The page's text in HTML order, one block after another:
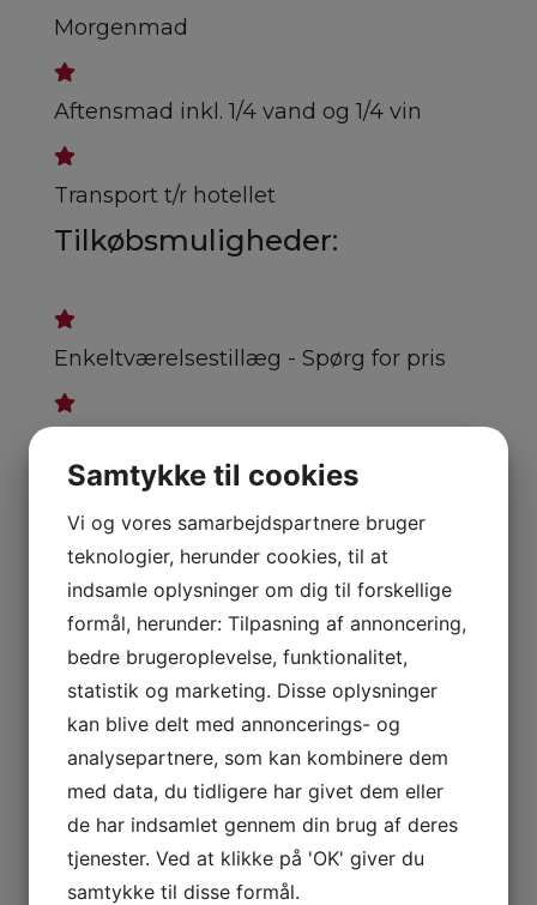
Morgenmad
Aftensmad inkl. 1/4 vand og 1/4 vin
Transport t/r hotellet
Tilkøbsmuligheder:
Enkeltværelsestillæg - Spørg for pris
V. 28 nætter + kr. 2000.- (per person)
X
Kontakt os for mulighederne
Navn *
E-mail *
Samtykke til cookies
Vi og vores samarbejdspartnere bruger
teknologier, herunder cookies, til at
indsamle oplysninger om dig til forskellige
formål, herunder: Tilpasning af annoncering,
bedre brugeroplevelse, funktionalitet,
statistik og marketing. Disse oplysninger
kan blive delt med annoncerings- og
analysepartnere, som kan kombinere dem
med data, du tidligere har givet dem eller
de har indsamlet gennem din brug af deres
tjenester. Ved at klikke på 'OK' giver du
samtykke til disse formål.